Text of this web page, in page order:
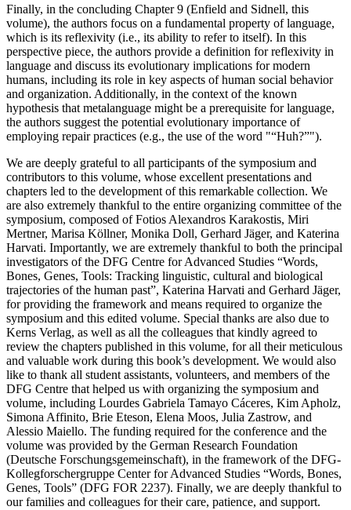
Finally, in the concluding Chapter 9 (Enfield and Sidnell, this
volume), the authors focus on a fundamental property of language,
which is its reflexivity (i.e., its ability to refer to itself). In this
perspective piece, the authors provide a definition for reflexivity in
language and discuss its evolutionary implications for modern
humans, including its role in key aspects of human social behavior
and organization. Additionally, in the context of the known
hypothesis that metalanguage might be a prerequisite for language,
the authors suggest the potential evolutionary importance of
employing repair practices (e.g., the use of the word
“Huh?” ).
We are deeply grateful to all participants of the symposium and
contributors to this volume, whose excellent presentations and
chapters led to the development of this remarkable collection. We
are also extremely thankful to the entire organizing committee of the
symposium, composed of Fotios Alexandros Karakostis, Miri
Mertner, Marisa Köllner, Monika Doll, Gerhard Jäger, and Katerina
Harvati. Importantly, we are extremely thankful to both the principal
investigators of the DFG Centre for Advanced Studies “Words,
Bones, Genes, Tools: Tracking linguistic, cultural and biological
trajectories of the human past”, Katerina Harvati and Gerhard Jäger,
for providing the framework and means required to organize the
symposium and this edited volume. Special thanks are also due to
Kerns Verlag, as well as all the colleagues that kindly agreed to
review the chapters published in this volume, for all their meticulous
and valuable work during this book’s development. We would also
like to thank all student assistants, volunteers, and members of the
DFG Centre that helped us with organizing the symposium and
volume, including Lourdes Gabriela Tamayo Cáceres, Kim Apholz,
Simona Affinito, Brie Eteson, Elena Moos, Julia Zastrow, and
Alessio Maiello. The funding required for the conference and the
volume was provided by the German Research Foundation
(Deutsche Forschungsgemeinschaft), in the framework of the DFG-
Kollegforschergruppe Center for Advanced Studies “Words, Bones,
Genes, Tools” (DFG FOR 2237). Finally, we are deeply thankful to
our families and colleagues for their care, patience, and support.